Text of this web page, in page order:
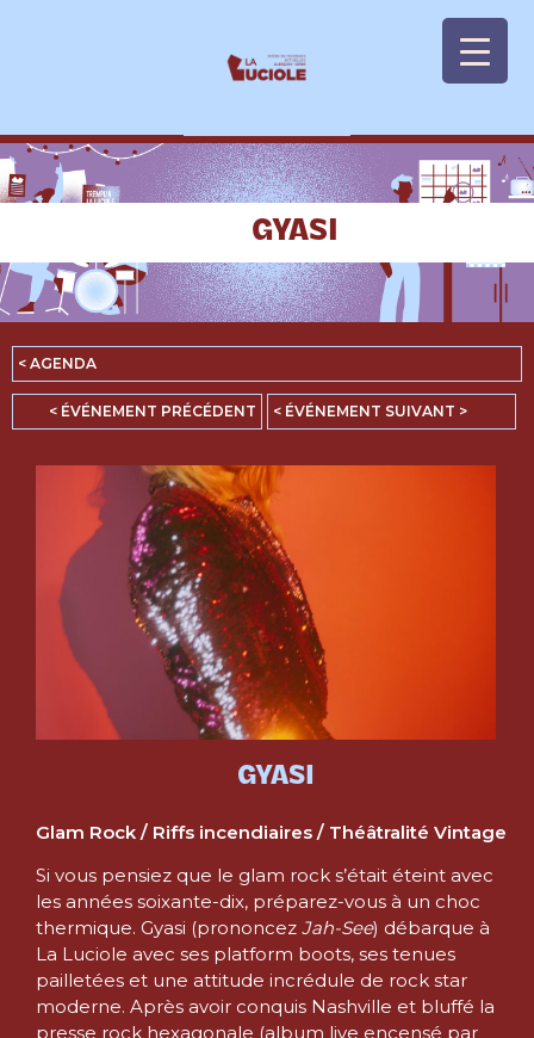
GYASI
< AGENDA
< ÉVÉNEMENT PRÉCÉDENT < ÉVÉNEMENT SUIVANT >
GYASI
Glam Rock / Riffs incendiaires / Théâtralité Vintage
Si vous pensiez que le glam rock s’était éteint avec
les années soixante-dix, préparez-vous à un choc
thermique. Gyasi (prononcez Jah-See) débarque à
La Luciole avec ses platform boots, ses tenues
pailletées et une attitude incrédule de rock star
moderne. Après avoir conquis Nashville et bluffé la
presse rock hexagonale (album live encensé par